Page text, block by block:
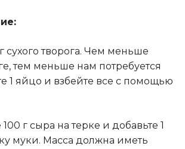
сухого творога. Чем меньше
тем меньше нам потребуется
1 яйцо и взбейте все с помощью
г сыра на терке и добавьте 1
муки. Масса должна иметь